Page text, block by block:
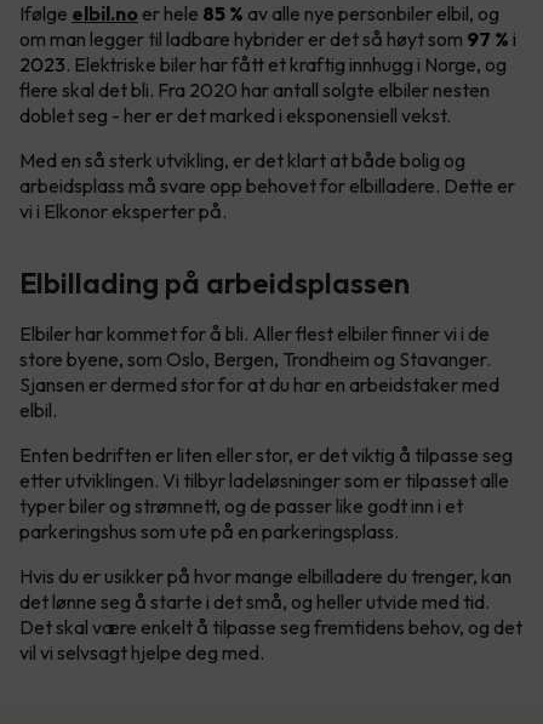
Ifølge elbil.no er hele 85 % av alle nye personbiler elbil, og
om man legger til ladbare hybrider er det så høyt som 97 % i
2023. Elektriske biler har fått et kraftig innhugg i Norge, og
flere skal det bli. Fra 2020 har antall solgte elbiler nesten
doblet seg - her er det marked i eksponensiell vekst.
Med en så sterk utvikling, er det klart at både bolig og
arbeidsplass må svare opp behovet for elbilladere. Dette er
vi i Elkonor eksperter på.
Elbillading på arbeidsplassen
Elbiler har kommet for å bli. Aller flest elbiler finner vi i de
store byene, som Oslo, Bergen, Trondheim og Stavanger.
Sjansen er dermed stor for at du har en arbeidstaker med
elbil.
Enten bedriften er liten eller stor, er det viktig å tilpasse seg
etter utviklingen. Vi tilbyr ladeløsninger som er tilpasset alle
typer biler og strømnett, og de passer like godt inn i et
parkeringshus som ute på en parkeringsplass.
Hvis du er usikker på hvor mange elbilladere du trenger, kan
det lønne seg å starte i det små, og heller utvide med tid.
Det skal være enkelt å tilpasse seg fremtidens behov, og det
vil vi selvsagt hjelpe deg med.